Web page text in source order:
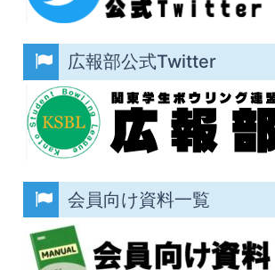
広報部公式Twitter
会員向け資料一覧